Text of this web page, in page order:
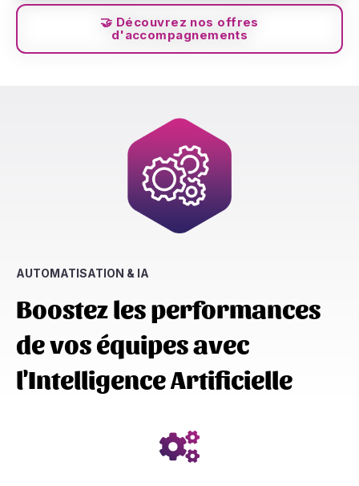
🤝 Découvrez nos offres
d'accompagnements
AUTOMATISATION & IA
Boostez les performances
de vos équipes avec
l'Intelligence Artificielle